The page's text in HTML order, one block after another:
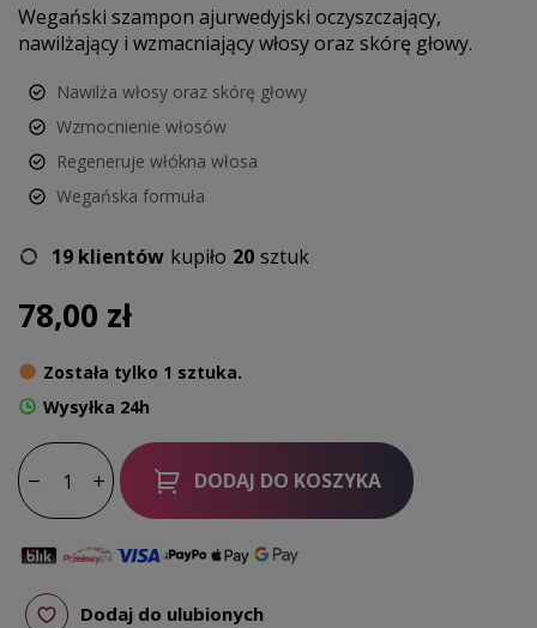
Wegański szampon ajurwedyjski oczyszczający,
nawilżający i wzmacniający włosy oraz skórę głowy.
Nawilża włosy oraz skórę głowy
Wzmocnienie włosów
Regeneruje włókna włosa
Wegańska formuła
19 klientów kupiło 20 sztuk
78,00 zł
Została tylko 1 sztuka.
Wysyłka 24h
DODAJ DO KOSZYKA
Dodaj do ulubionych